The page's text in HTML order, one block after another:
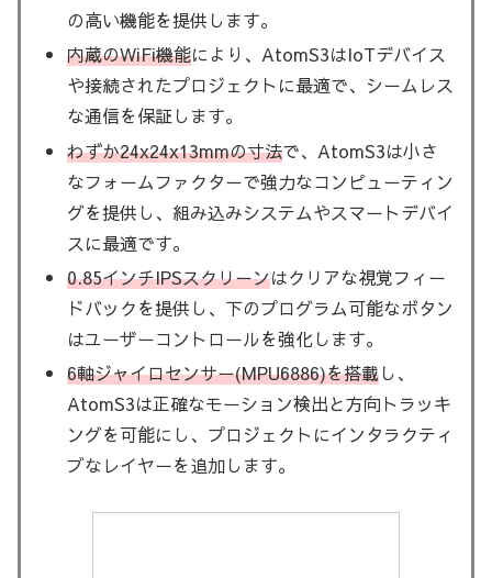
の高い機能を提供します。
内蔵のWiFi機能により、AtomS3はIoTデバイス
や接続されたプロジェクトに最適で、シームレス
な通信を保証します。
わずか24x24x13mmの寸法で、AtomS3は小さ
なフォームファクターで強力なコンピューティン
グを提供し、組み込みシステムやスマートデバイ
スに最適です。
0.85インチIPSスクリーンはクリアな視覚フィー
ドバックを提供し、下のプログラム可能なボタン
はユーザーコントロールを強化します。
6軸ジャイロセンサー(MPU6886)を搭載し、
AtomS3は正確なモーション検出と方向トラッキ
ングを可能にし、プロジェクトにインタラクティ
ブなレイヤーを追加します。